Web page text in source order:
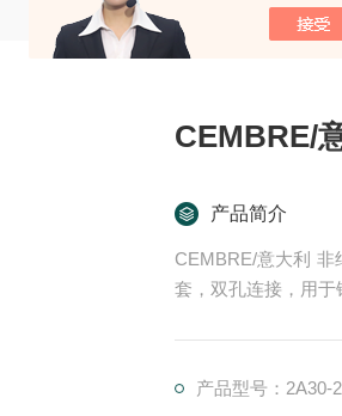
CEMBRE/
产品简介
CEMBRE/意大利
套，双孔连接，用于
产品型号：2A30-